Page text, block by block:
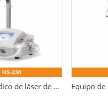
Equipo médico de láser de fibra 1550.